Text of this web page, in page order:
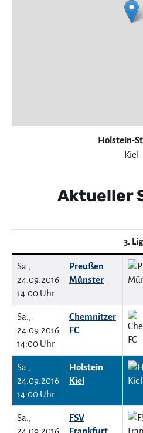
Holstein-
Kiel
Aktueller
3.
Sa.,
24.09.2016
14:00 Uhr
Preußen
Münster
Sa.,
24.09.2016
14:00 Uhr
Chemnitzer
FC
Sa.,
24.09.2016
14:00 Uhr
Holstein
Kiel
Sa.,
FSV